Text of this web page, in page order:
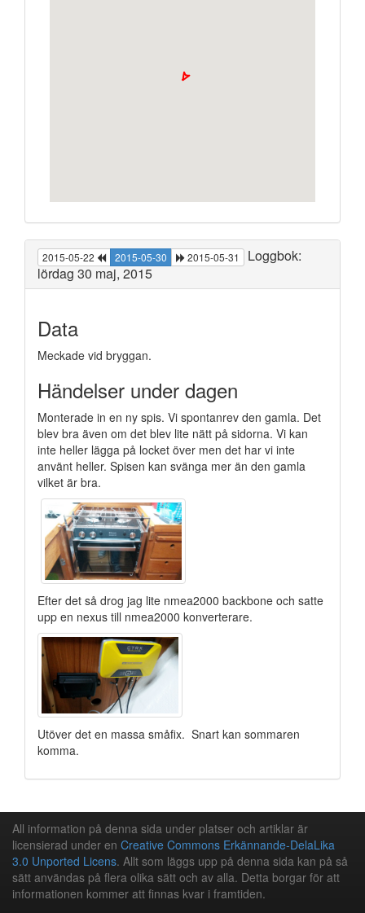
2015-05-22 2015-05-30 2015-05-31
Loggbok:
lördag 30 maj, 2015
Data
Meckade vid bryggan.
Händelser under dagen
Monterade in en ny spis. Vi spontanrev den gamla. Det
blev bra även om det blev lite nätt på sidorna. Vi kan
inte heller lägga på locket över men det har vi inte
använt heller. Spisen kan svänga mer än den gamla
vilket är bra.
Efter det så drog jag lite nmea2000 backbone och satte
upp en nexus till nmea2000 konverterare.
Utöver det en massa småfix. Snart kan sommaren
komma.
All information på denna sida under platser och artiklar är
licensierad under en Creative Commons Erkännande-DelaLika
3.0 Unported Licens. Allt som läggs upp på denna sida kan på så
sätt användas på flera olika sätt och av alla. Detta borgar för att
informationen kommer att finnas kvar i framtiden.